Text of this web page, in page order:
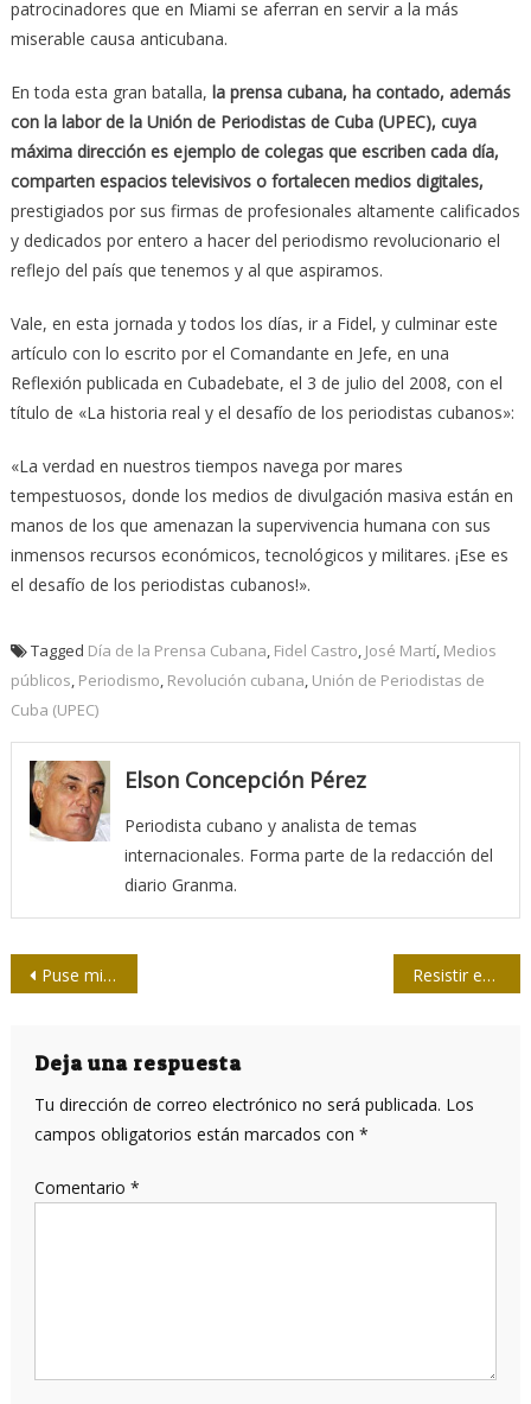
patrocinadores que en Miami se aferran en servir a la más
miserable causa anticubana.
En toda esta gran batalla, la prensa cubana, ha contado, además
con la labor de la Unión de Periodistas de Cuba (UPEC), cuya
máxima dirección es ejemplo de colegas que escriben cada día,
comparten espacios televisivos o fortalecen medios digitales,
prestigiados por sus firmas de profesionales altamente calificados
y dedicados por entero a hacer del periodismo revolucionario el
reflejo del país que tenemos y al que aspiramos.
Vale, en esta jornada y todos los días, ir a Fidel, y culminar este
artículo con lo escrito por el Comandante en Jefe, en una
Reflexión publicada en Cubadebate, el 3 de julio del 2008, con el
título de «La historia real y el desafío de los periodistas cubanos»:
«La verdad en nuestros tiempos navega por mares
tempestuosos, donde los medios de divulgación masiva están en
manos de los que amenazan la supervivencia humana con sus
inmensos recursos económicos, tecnológicos y militares. ¡Ese es
el desafío de los periodistas cubanos!».
Tagged Día de la Prensa Cubana, Fidel Castro, José Martí, Medios
públicos, Periodismo, Revolución cubana, Unión de Periodistas de
Cuba (UPEC)
Elson Concepción Pérez
Periodista cubano y analista de temas
internacionales. Forma parte de la redacción del
diario Granma.
Navegación
entradas
Puse mi alma en Escambray Resistir es luchar
Deja una respuesta
Tu dirección de correo electrónico no será publicada. Los
campos obligatorios están marcados con *
Comentario *